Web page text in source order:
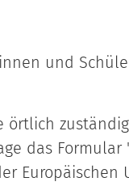
und
örtlich
das
Europäischen